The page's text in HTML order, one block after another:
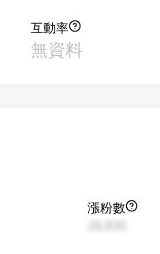
互動率
無資料
漲粉數